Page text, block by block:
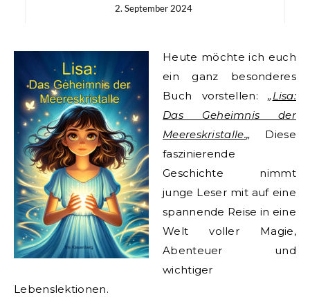
2. September 2024
Heute möchte ich euch
ein ganz besonderes
Buch vorstellen:„Lisa:
Das Geheimnis der
Meereskristalle.„ Diese
faszinierende
Geschichte nimmt
junge Leser mit auf eine
spannende Reise in eine
Welt voller Magie,
Abenteuer und
wichtiger
Lebenslektionen.